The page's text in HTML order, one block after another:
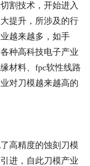
割技术，开始进入
提升，所涉及的行
越来越多，如手
种高科技电子产业
材料、fpc软性线路
对刀模越来越高的
高精度的蚀刻刀模
进，自此刀模产业